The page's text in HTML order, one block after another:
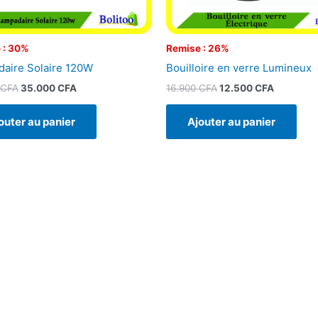
: 30%
Solaire 120W
CFA 35.000CFA
au panier
Remise : 26%
Bouilloire en verre Lumineux
16.900CFA12.500CFA
Ajouter au panier